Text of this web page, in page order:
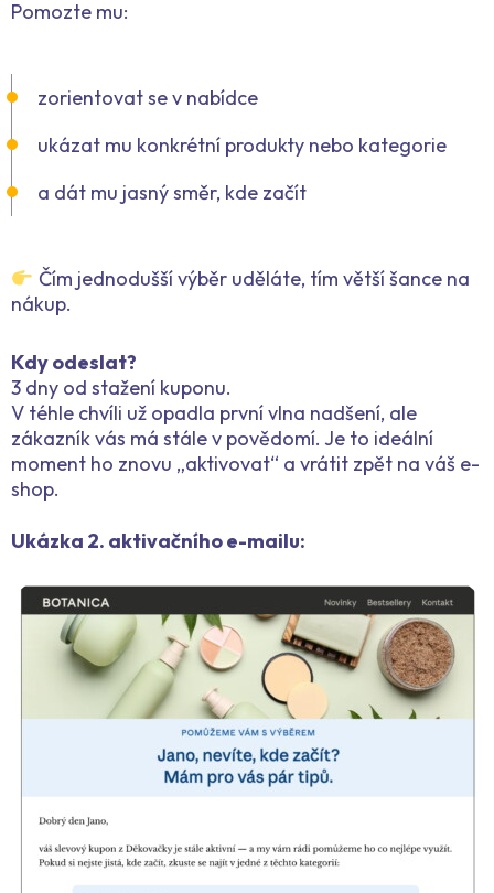
Pomozte mu:
zorientovat se v nabídce
ukázat mu konkrétní produkty nebo kategorie
a dát mu jasný směr, kde začít
Čím jednodušší výběr uděláte, tím větší šance na
nákup.
Kdy odeslat?
3 dny od stažení kuponu.
V téhle chvíli už opadla první vlna nadšení, ale
zákazník vás má stále v povědomí. Je to ideální
moment ho znovu „aktivovat“ a vrátit zpět na váš e-
shop.
Ukázka 2. aktivačního e-mailu: